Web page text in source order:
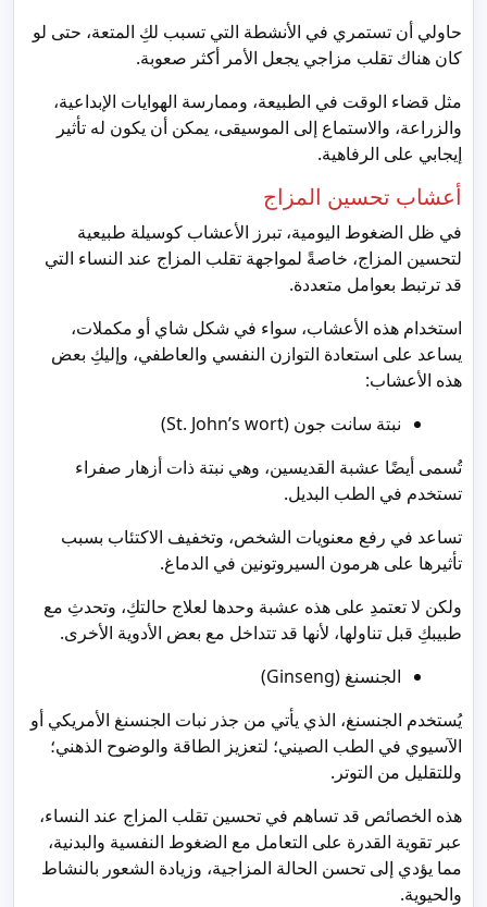
حاولي أن تستمري في الأنشطة التي تسبب لكِ المتعة، حتى لو
كان هناك تقلب مزاجي يجعل الأمر أكثر صعوبة.
مثل قضاء الوقت في الطبيعة، وممارسة الهوايات الإبداعية،
والزراعة، والاستماع إلى الموسيقى، يمكن أن يكون له تأثير
إيجابي على الرفاهية.
أعشاب تحسين المزاج
في ظل الضغوط اليومية، تبرز الأعشاب كوسيلة طبيعية
لتحسين المزاج، خاصةً لمواجهة تقلب المزاج عند النساء التي
قد ترتبط بعوامل متعددة.
استخدام هذه الأعشاب، سواء في شكل شاي أو مكملات،
يساعد على استعادة التوازن النفسي والعاطفي، وإليكِ بعض
هذه الأعشاب:
نبتة سانت جون (St. John’s wort)
تُسمى أيضًا عشبة القديسين، وهي نبتة ذات أزهار صفراء
تستخدم في الطب البديل.
تساعد في رفع معنويات الشخص، وتخفيف الاكتئاب بسبب
تأثيرها على هرمون السيروتونين في الدماغ.
ولكن لا تعتمدِ على هذه عشبة وحدها لعلاج حالتكِ، وتحدثِ مع
طبيبكِ قبل تناولها، لأنها قد تتداخل مع بعض الأدوية الأخرى.
الجنسنغ (Ginseng)
يُستخدم الجنسنغ، الذي يأتي من جذر نبات الجنسنغ الأمريكي أو
الآسيوي في الطب الصيني؛ لتعزيز الطاقة والوضوح الذهني؛
وللتقليل من التوتر.
هذه الخصائص قد تساهم في تحسين تقلب المزاج عند النساء،
عبر تقوية القدرة على التعامل مع الضغوط النفسية والبدنية،
مما يؤدي إلى تحسن الحالة المزاجية، وزيادة الشعور بالنشاط
والحيوية.